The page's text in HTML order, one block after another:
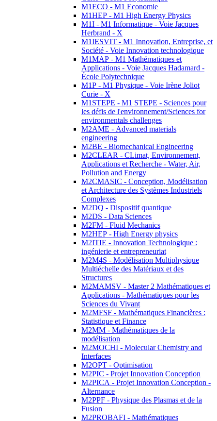
M1ECO - M1 Economie
M1HEP - M1 High Energy Physics
M1I - M1 Informatique - Voie Jacques
Herbrand - X
M1IESVIT - M1 Innovation, Entreprise, et
Société - Voie Innovation technologique
M1MAP - M1 Mathématiques et
Applications - Voie Jacques Hadamard -
École Polytechnique
M1P - M1 Physique - Voie Irène Joliot
Curie - X
M1STEPE - M1 STEPE - Sciences pour
les défis de l'environnement/Sciences for
environmentals challenges
M2AME - Advanced materials
engineering
M2BE - Biomechanical Engineering
M2CLEAR - CLimat, Environnement,
Applications et Recherche - Water, Air,
Pollution and Energy
M2CMASIC - Conception, Modélisation
et Architecture des Systèmes Industriels
Complexes
M2DQ - Dispositif quantique
M2DS - Data Sciences
M2FM - Fluid Mechanics
M2HEP - High Energy physics
M2ITIE - Innovation Technologique :
ingénierie et entrepreneuriat
M2M4S - Modélisation Multiphysique
Multiéchelle des Matériaux et des
Structures
M2MAMSV - Master 2 Mathématiques et
Applications - Mathématiques pour les
Sciences du Vivant
M2MFSF - Mathématiques Financières :
Statistique et Finance
M2MM - Mathématiques de la
modélisation
M2MOCHI - Molecular Chemistry and
Interfaces
M2OPT - Optimisation
M2PIC - Projet Innovation Conception
M2PICA - Projet Innovation Conception -
Alternance
M2PPF - Physique des Plasmas et de la
Fusion
M2PROBAFI - Mathématiques